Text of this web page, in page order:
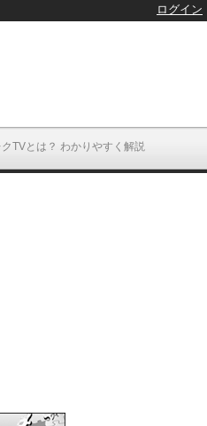
クTVとは？ わかりやすく解説
ログイン